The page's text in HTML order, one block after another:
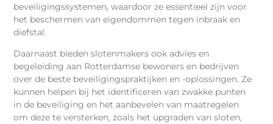
beveiligingssystemen, waardoor ze essentieel zijn voor
het beschermen van eigendommen tegen inbraak en
diefstal.
Daarnaast bieden slotenmakers ook advies en
begeleiding aan Rotterdamse bewoners en bedrijven
over de beste beveiligingspraktijken en -oplossingen. Ze
kunnen helpen bij het identificeren van zwakke punten
in de beveiliging en het aanbevelen van maatregelen
om deze te versterken, zoals het upgraden van sloten,